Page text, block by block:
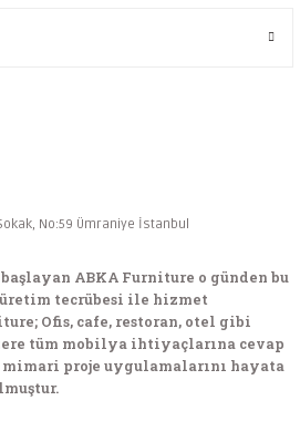
No:59 Ümraniye İstanbul
ABKA Furniture o günden bu
tecrübesi ile hizmet
Ofis, cafe, restoran, otel gibi
tüm mobilya ihtiyaçlarına cevap
proje uygulamalarını hayata